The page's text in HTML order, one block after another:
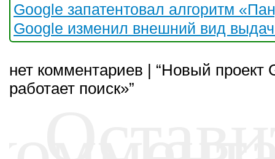
Google запатентовал алгоритм
Google изменил внешний вид
нет комментариев | “Новый проект
работает поиск»”